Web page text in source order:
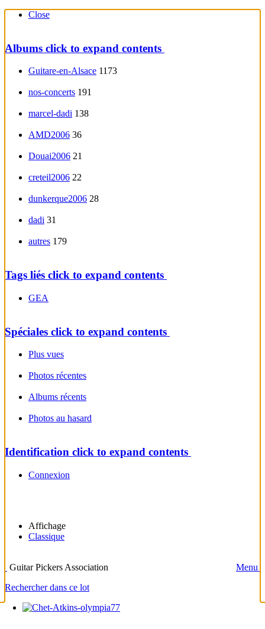
Close
Albums click to expand contents
Guitare-en-Alsace 1173
nos-concerts 191
marcel-dadi 138
AMD2006 36
Douai2006 21
creteil2006 22
dunkerque2006 28
dadi 31
autres 179
Tags liés click to expand contents
GEA
Spéciales click to expand contents
Plus vues
Photos récentes
Albums récents
Photos au hasard
Identification click to expand contents
Connexion
Affichage
Classique
Guitar Pickers Association
Menu
Rechercher dans ce lot